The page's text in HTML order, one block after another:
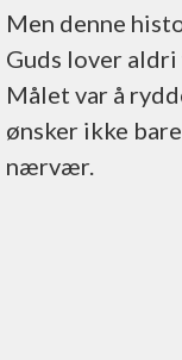
Men denne
Guds lover aldri
Målet var å
ønsker ikke
nærvær.